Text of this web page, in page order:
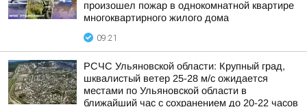
произошел пожар в однокомнатной квартире
многоквартирного жилого дома
09:21
РСЧС Ульяновской области: Крупный град,
шквалистый ветер 25-28 м/с ожидается
местами по Ульяновской области в
ближайший час с сохранением до 20-22 часов